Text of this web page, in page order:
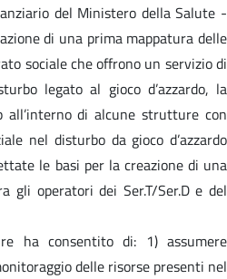
del Ministero della Salute -
di una prima mappatura delle
sociale che offrono un servizio di
legato al gioco d’azzardo, la
all’interno di alcune strutture con
nel disturbo da gioco d’azzardo
le basi per la creazione di una
gli operatori dei Ser.T/Ser.D e del
ha consentito di: 1) assumere
delle risorse presenti nel